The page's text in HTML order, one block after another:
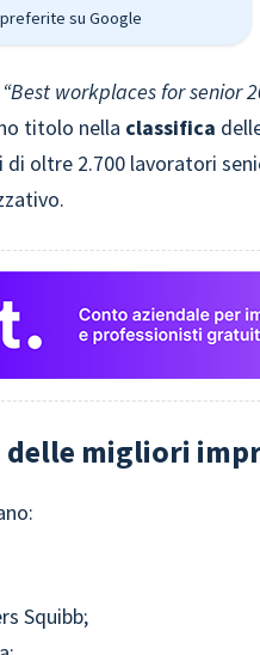
su Google
“Best workplaces for senior
titolo nella classifica
oltre 2.700 lavoratori
delle migliori
Squibb;